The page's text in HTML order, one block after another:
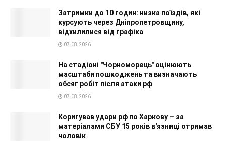
Затримки до 10 годин: низка поїздів, які
курсують через Дніпропетровщину,
відхилилися від графіка
07.08.2026
На стадіоні "Чорноморець" оцінюють
масштаби пошкоджень та визначають
обсяг робіт після атаки рф
07.08.2026
Коригував удари рф по Харкову – за
матеріалами СБУ 15 років в'язниці отримав
чоловік